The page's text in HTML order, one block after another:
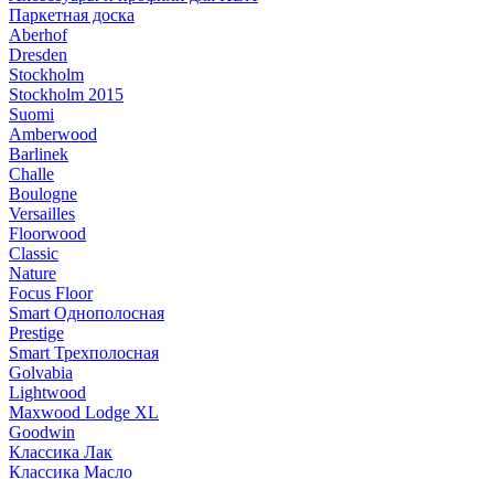
Паркетная доска
Aberhof
Dresden
Stockholm
Stockholm 2015
Suomi
Amberwood
Barlinek
Challe
Boulogne
Versailles
Floorwood
Classic
Nature
Focus Floor
Smart Однополосная
Prestige
Smart Трехполосная
Golvabia
Lightwood
Maxwood Lodge XL
Goodwin
Классика Лак
Классика Масло